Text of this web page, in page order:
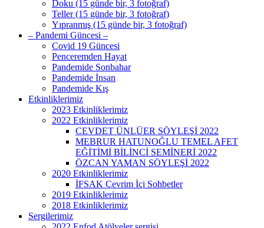
Doku (15 günde bir, 3 fotoğraf)
Teller (15 günde bir, 3 fotoğraf)
Yıpranmış (15 günde bir, 3 fotoğraf)
– Pandemi Güncesi –
Covid 19 Güncesi
Penceremden Hayat
Pandemide Sonbahar
Pandemide İnsan
Pandemide Kış
Etkinliklerimiz
2023 Etkinliklerimiz
2022 Etkinliklerimiz
CEVDET ÜNLÜER SÖYLEŞİ 2022
MEBRUR HATUNOĞLU TEMEL AFET
EĞİTİMİ BİLİNCİ SEMİNERİ 2022
ÖZCAN YAMAN SÖYLEŞİ 2022
2020 Etkinliklerimiz
İFSAK Çevrim İçi Sohbetler
2019 Etkinliklerimiz
2018 Etkinliklerimiz
Sergilerimiz